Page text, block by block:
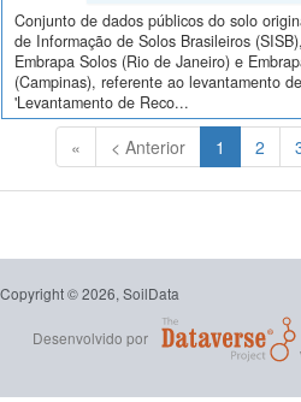
Conjunto de dados públicos do solo
de Informação de Solos Brasileiros
Embrapa Solos (Rio de Janeiro) e
(Campinas), referente ao levantamento
'Levantamento de Reco...
« < Anterior 1 (Atual)
2
Copyright © 2026, SoilData
Desenvolvido por